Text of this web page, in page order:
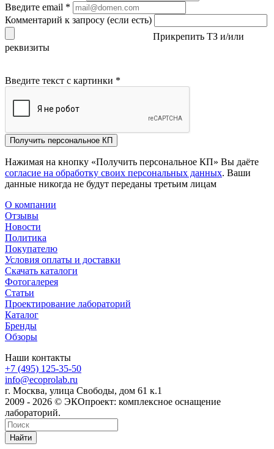
Введите email *
Комментарий к запросу (если есть)
Прикрепить ТЗ и/или
реквизиты
Введите текст с картинки *
Получить персональное КП
Нажимая на кнопку «Получить персональное КП» Вы даёте
согласие на обработку своих персональных данных. Ваши
данные никогда не будут переданы третьим лицам
О компании
Отзывы
Новости
Политика
Покупателю
Условия оплаты и доставки
Скачать каталоги
Фотогалерея
Статьи
Проектирование лабораторий
Каталог
Бренды
Обзоры
Наши контакты
+7 (495) 125-35-50
info@ecoprolab.ru
г. Москва, улица Свободы, дом 61 к.1
2009 - 2026 © ЭКОпроект: комплексное оснащение
лабораторий.
Найти